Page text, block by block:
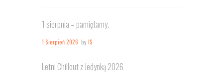
1 sierpnia – pamiętamy.
1 Sierpień 2026 byIS
Letni Chillout z Jedynką 2026